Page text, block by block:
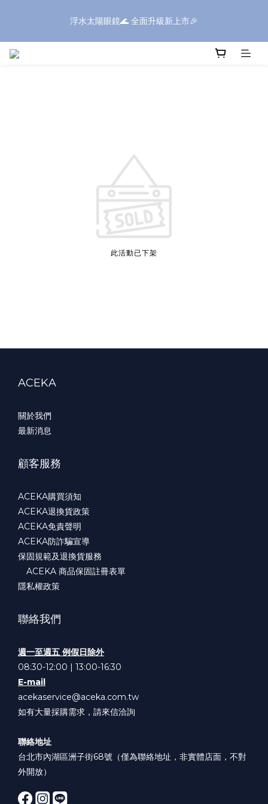
浮水太陽眼鏡🌊 全面升級新上市🎉
此活動已下架
ACEKA
關於我們
最新消息
顧客服務
ACEKA購買須知
ACEKA退換貨政策
ACEKA免責聲明
ACEKA防詐騙宣導
保固規範及退換貨服務
ACEKA 商品保固註冊表單
隱私權政策
聯絡我們
週一至週五 例假日除外
08:30-12:00 | 13:00-16:30
E-mail
acekaservice@aceka.com.tw
如有大量採購需求，請來信洽詢
聯絡地址
台北市內湖區洲子街68號（僅為聯絡地址，非實體店面，不對
外開放）